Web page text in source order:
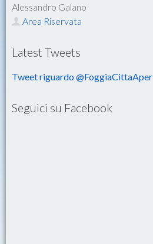
Alessandro Galano
Area Riservata
Latest Tweets
Tweet riguardo @FoggiaCittaAper
Seguici su Facebook